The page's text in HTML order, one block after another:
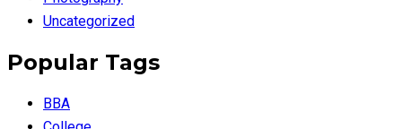
Uncategorized
Popular Tags
BBA